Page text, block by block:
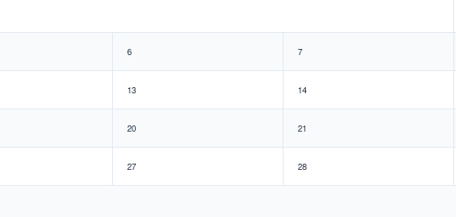
6 7
13 14
20 21
27 28